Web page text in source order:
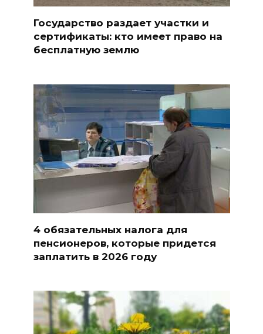
Государство раздает участки и
сертификаты: кто имеет право на
бесплатную землю
4 обязательных налога для
пенсионеров, которые придется
заплатить в 2026 году